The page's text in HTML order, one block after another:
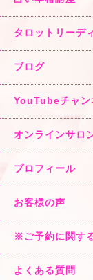
タロットリーデ
ブログ
YouTubeチャン
オンラインサロ
プロフィール
お客様の声
※ご予約に関す
よくある質問